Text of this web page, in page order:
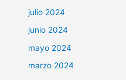
julio 2024
junio 2024
mayo 2024
marzo 2024